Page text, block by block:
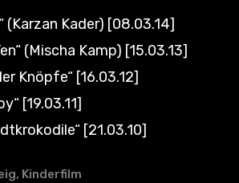
(Karzan Kader) [08.03.14]
(Mischa Kamp) [15.03.13]
Knöpfe“ [16.03.12]
[19.03.11]
[21.03.10]
, Kinderfilm